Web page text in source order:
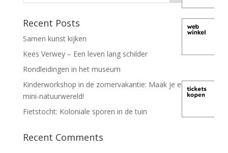
Recent Posts
Samen kunst kijken
Kees Verwey – Een leven lang schilder
Rondleidingen in het museum
Kinderworkshop in de zomervakantie: Maak je eigen
mini-natuurwereld!
Fietstocht: Koloniale sporen in de tuin
Recent Comments